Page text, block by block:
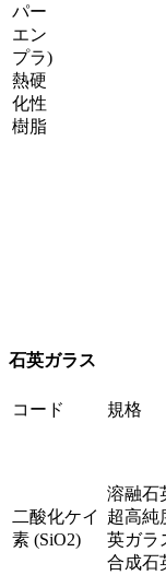
パー
エン
プラ)
熱硬
化性
樹脂
石英ガラス
コード 規格
二酸化ケイ
素 (SiO2)
溶融石
超高純
英ガラ
合成石